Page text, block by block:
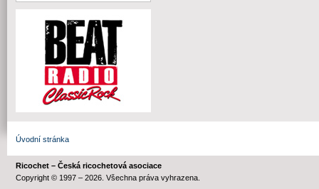
Úvodní stránka
Ricochet – Česká ricochetová asociace
Copyright © 1997 – 2026. Všechna práva vyhrazena.